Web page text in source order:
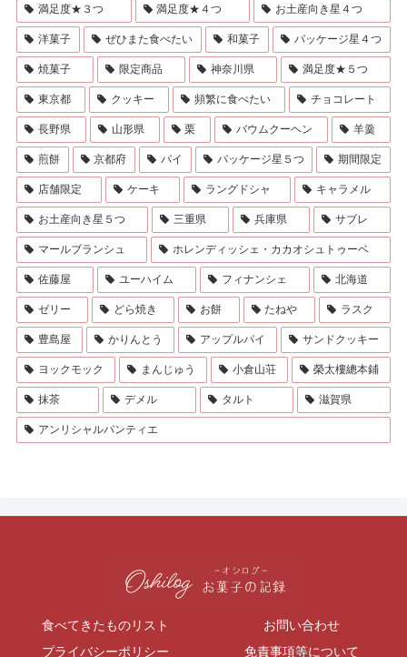
満足度★３つ 満足度★４つ お土産向き星４つ
洋菓子 ぜひまた食べたい 和菓子 パッケージ星４つ
焼菓子 限定商品 神奈川県 満足度★５つ
東京都 クッキー 頻繁に食べたい チョコレート
長野県 山形県 栗 バウムクーヘン 羊羹
煎餅 京都府 パイ パッケージ星５つ 期間限定
店舗限定 ケーキ ラングドシャ キャラメル
お土産向き星５つ 三重県 兵庫県 サブレ
マールブランシュ ホレンディッシェ・カカオシュトゥーベ
佐藤屋 ユーハイム フィナンシェ 北海道
ゼリー どら焼き お餅 たねや ラスク
豊島屋 かりんとう アップルパイ サンドクッキー
ヨックモック まんじゅう 小倉山荘 榮太樓總本鋪
抹茶 デメル タルト 滋賀県
アンリシャルパンティエ
食べてきたものリスト
お問い合わせ
プライバシーポリシー
免責事項等について